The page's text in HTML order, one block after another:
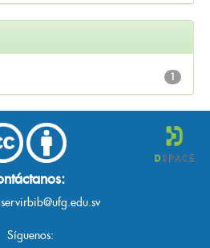
1
servirbib@ufg.edu.sv
Síguenos: